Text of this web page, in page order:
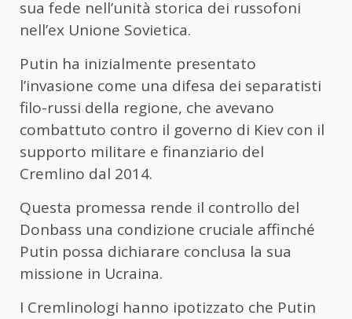
sua fede nell’unità storica dei russofoni
nell’ex Unione Sovietica.
Putin ha inizialmente presentato
l’invasione come una difesa dei separatisti
filo-russi della regione, che avevano
combattuto contro il governo di Kiev con il
supporto militare e finanziario del
Cremlino dal 2014.
Questa promessa rende il controllo del
Donbass una condizione cruciale affinché
Putin possa dichiarare conclusa la sua
missione in Ucraina.
I Cremlinologi hanno ipotizzato che Putin